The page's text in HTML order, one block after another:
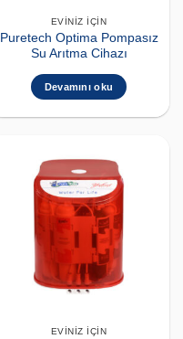
EVINIZ İÇIN
Puretech Optima Pompasız
Su Arıtma Cihazı
Devamını oku
EVINIZ İÇIN